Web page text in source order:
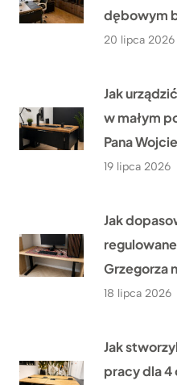
dębowym
20 lipca 2026
Jak
w małym
Pana
19 lipca 2026
Jak
Grzegorza
18 lipca 2026
Jak
pracy dla 4